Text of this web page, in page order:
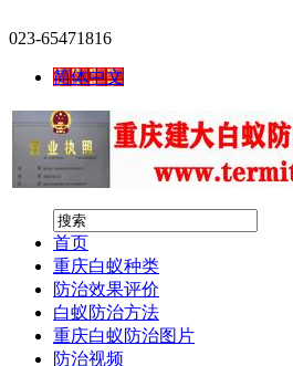
023-65471816
简体中文
首页
重庆白蚁种类
防治效果评价
白蚁防治方法
重庆白蚁防治图片
防治视频